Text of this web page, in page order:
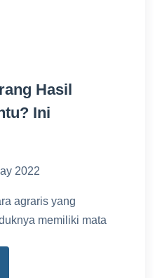
Hasil
Ini
2022
agraris yang
memiliki mata